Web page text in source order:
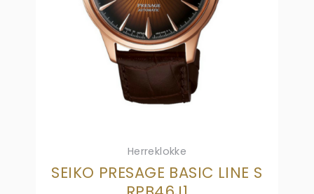
Herreklokke
SEIKO PRESAGE BASIC LINE S